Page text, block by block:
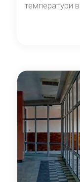
температури